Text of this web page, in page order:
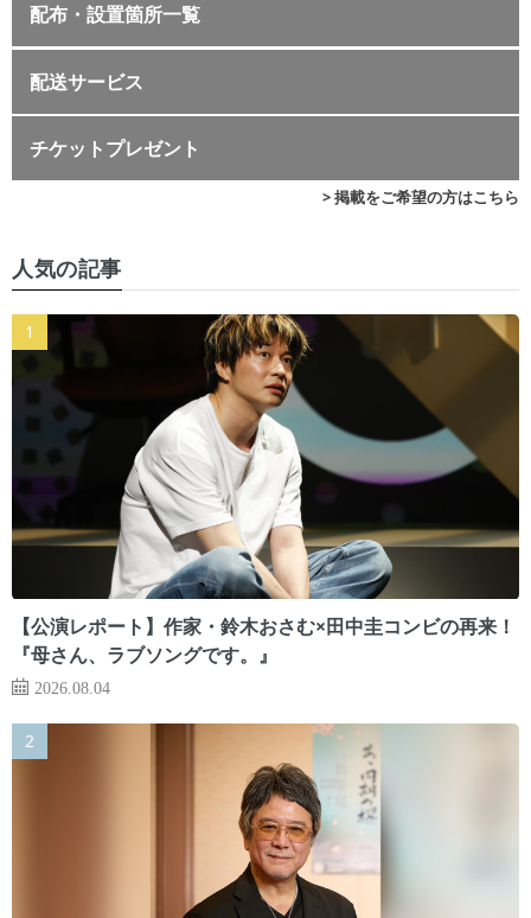
配布・設置箇所一覧
配送サービス
チケットプレゼント
> 掲載をご希望の方はこちら
人気の記事
【公演レポート】作家・鈴木おさむ×田中圭コンビの再来！
『母さん、ラブソングです。』
2026.08.04